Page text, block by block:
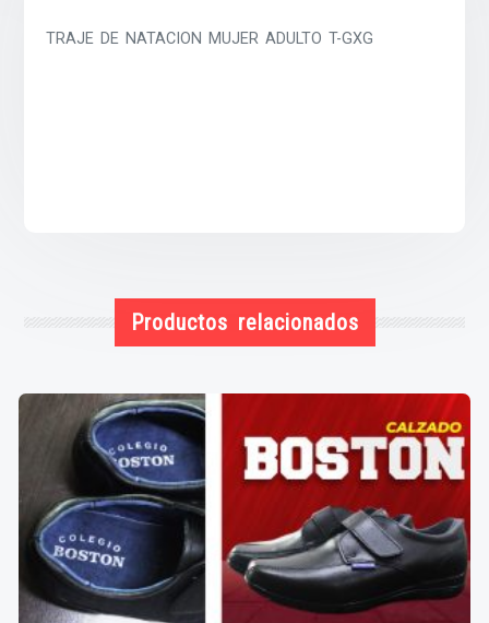
TRAJE DE NATACION MUJER ADULTO T-GXG
Productos relacionados